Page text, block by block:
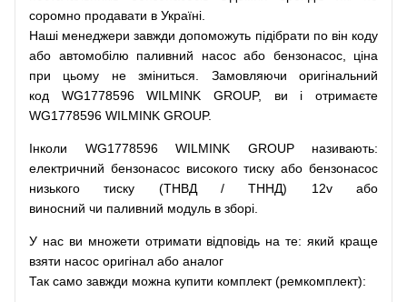
соромно продавати в Україні.
Наші менеджери завжди допоможуть підібрати по він коду
або автомобілю паливний насос або бензонасос,
ціна
при
цьому не зміниться Замовляючи
оригінальний
код WG1778596 WILMINK GROUP, ви і отримаєте
WG1778596 WILMINK GROUP.
Інколи WG1778596 WILMINK GROUP називають:
електричний бензонасос високого тиску або бензонасос
низького
тиску (ТНВД / ТННД) 12v
або
виносний чи паливний модуль в зборі
У нас ви множети отримати відповідь на те: який краще
взяти насос оригінал або аналог
Так само завжди можна купити комплект (ремкомплект):